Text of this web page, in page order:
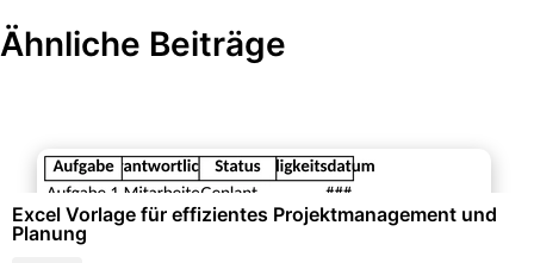
Ähnliche Beiträge
Excel Vorlage für effizientes Projektmanagement und
Planung